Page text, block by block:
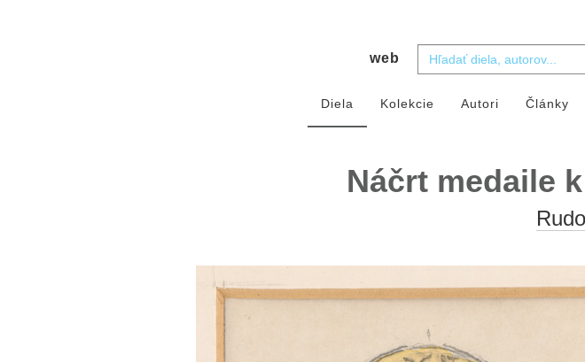
web
Diela Kolekcie Autori Články
Náčrt medaile